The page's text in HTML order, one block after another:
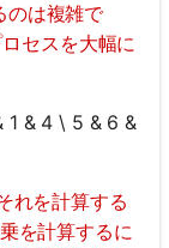
のは複雑で
セスを大幅に
& 4 \ 5 & 6 &
れを計算する
を計算するに